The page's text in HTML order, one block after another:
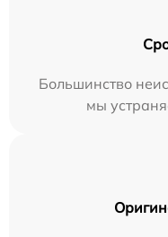
Большинство
мы